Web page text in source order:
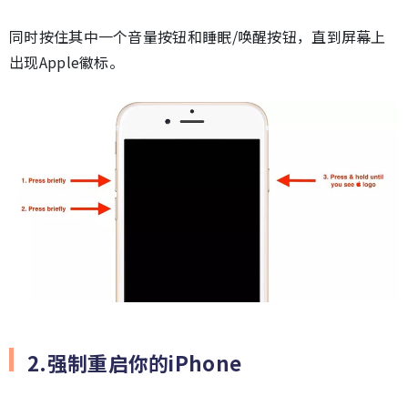
同时按住其中一个音量按钮和睡眠/唤醒按钮，直到屏幕上
出现Apple徽标。
2.强制重启你的iPhone